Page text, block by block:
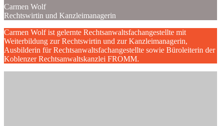
Carmen Wolf
Rechtswirtin und Kanzleimanagerin
Carmen Wolf ist gelernte Rechtsanwaltsfachangestellte mit
Weiterbildung zur Rechtswirtin und zur Kanzleimanagerin,
Ausbilderin für Rechtsanwaltsfachangestellte sowie Büroleiterin der
Koblenzer Rechtsanwaltskanzlei FROMM.